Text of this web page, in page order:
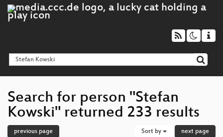
Search for person "Stefan
Kowski" returned 233 results
previous page Sort by next page